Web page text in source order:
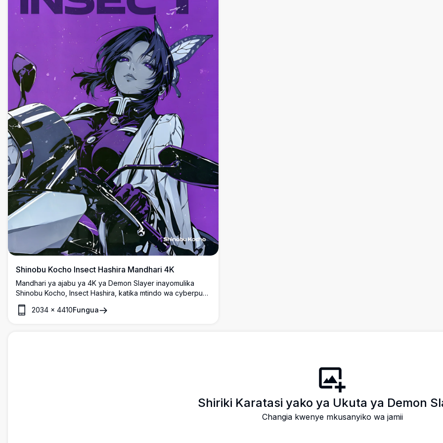
Shinobu Kocho Insect Hashira Mandhari 4K
Mandhari ya ajabu ya 4K ya Demon Slayer inayomulika
Shinobu Kocho, Insect Hashira, katika mtindo wa cyberpunk
wenye rangi ya zambarau. Anasimama kwenye pikipiki na
vipamba vya nywele vya kipepeo, akionyesha macho yake
2034 × 4410Fungua
Shiriki Karatasi yako ya Ukuta ya Demon
Changia kwenye mkusanyiko wa jamii